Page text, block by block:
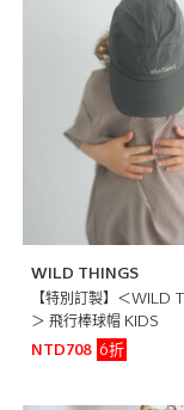
WILD THINGS
【特別訂製】＜WILD
＞ 飛行棒球帽 KIDS
NTD708
6折